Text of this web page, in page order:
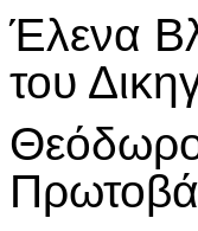
Έλενα
του